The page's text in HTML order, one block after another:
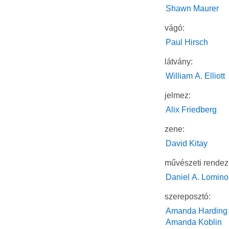
Shawn Maurer
vágó:
Paul Hirsch
látvány:
William A. Elliott
jelmez:
Alix Friedberg
zene:
David Kitay
művészeti
Daniel A. Lomino
szereposztó:
Amanda Harding
Amanda Koblin